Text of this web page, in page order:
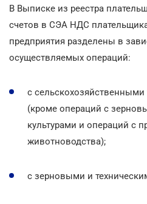
В Выписке из реестра
счетов в СЭА НДС
предприятия разделены в
осуществляемых операций:
с
(кроме операций с
культурами и операций с
животноводства);
с зерновыми и